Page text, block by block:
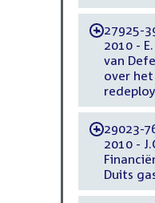
-27925-
2010 -
van
over het
-29023-
2010 -
Duits